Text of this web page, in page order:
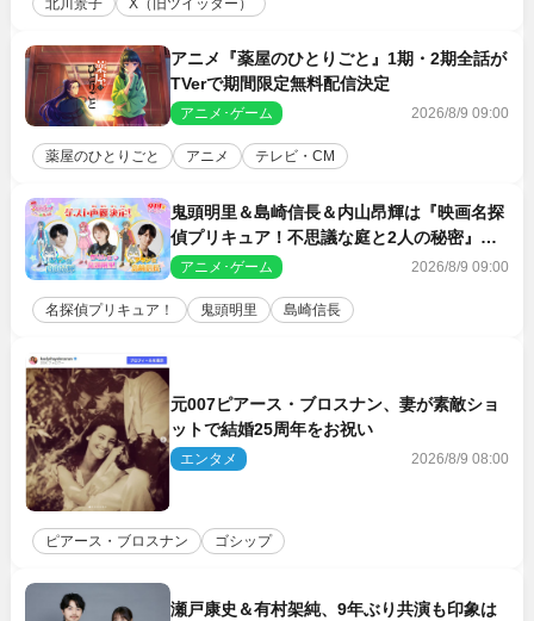
アニメ『薬屋のひとりごと』1期・2期全話が
TVerで期間限定無料配信決定
アニメ･ゲーム 2026/8/9 09:00
薬屋のひとりごと アニメ テレビ・CM
鬼頭明里＆島崎信長＆内山昂輝は『映画名探
偵プリキュア！不思議な庭と2人の秘密』ゲ
スト声優に決定
アニメ･ゲーム 2026/8/9 09:00
名探偵プリキュア！ 鬼頭明里 島崎信長
元007ピアース・ブロスナン、妻が素敵ショ
ットで結婚25周年をお祝い
エンタメ 2026/8/9 08:00
ピアース・ブロスナン ゴシップ
瀬戸康史＆有村架純、9年ぶり共演も印象は